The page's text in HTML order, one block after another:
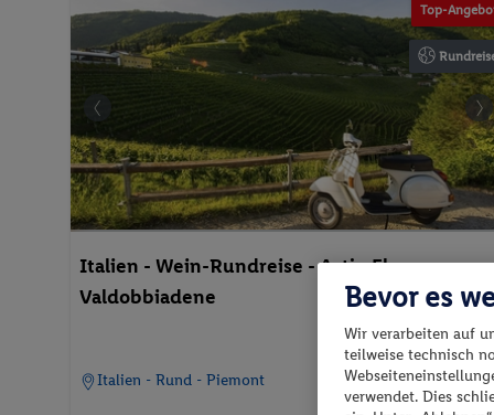
Top-
Italien - Wein-Rundreise - Asti - Florenz -
Valdobbiadene
Italien - Rund - Piemont
Bevor es
Wir verarbeiten auf
teilweise technisch
verwendet. Dies